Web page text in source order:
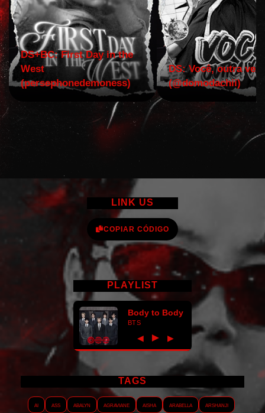
DS+BC: First Day in the
West
(persephonedemoness)
DS: Você, outra vez!
(@domodachii)
LINK US
COPIAR CÓDIGO
PLAYLIST
Body to Body
BTS
◀ ► ▶
TAGS
AI ASS Abalyn Agraviane Aisha Arabella Arshanji